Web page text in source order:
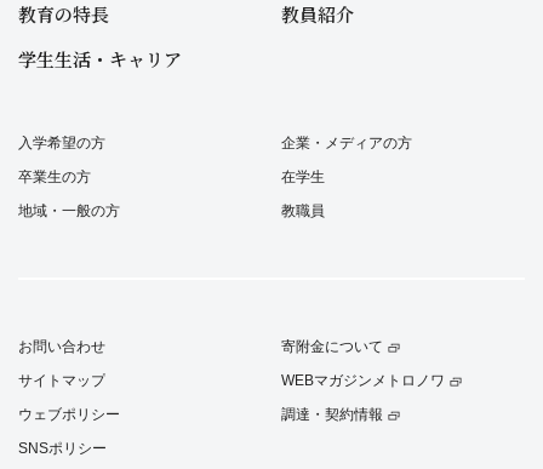
教育の特長
学生生活・キャリア
教員紹介
入学希望の方
卒業生の方
地域・一般の方
企業・メディアの方
在学生
教職員
お問い合わせ
サイトマップ
ウェブポリシー
SNSポリシー
寄附金について
WEBマガジンメトロノワ
調達・契約情報